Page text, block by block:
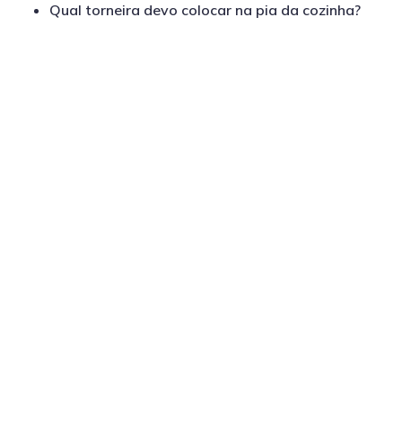
Qual torneira devo colocar na pia da cozinha?